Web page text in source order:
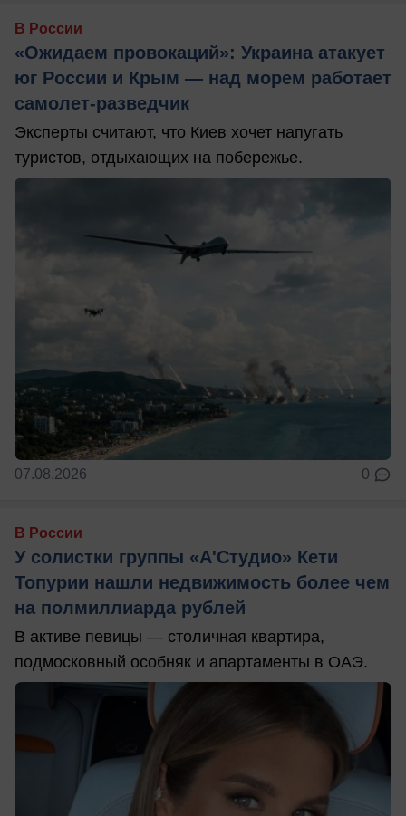
В России
«Ожидаем провокаций»: Украина атакует
юг России и Крым — над морем работает
самолет-разведчик
Эксперты считают, что Киев хочет напугать
туристов, отдыхающих на побережье.
07.08.2026 0
В России
У солистки группы «А'Студио» Кети
Топурии нашли недвижимость более чем
на полмиллиарда рублей
В активе певицы — столичная квартира,
подмосковный особняк и апартаменты в ОАЭ.